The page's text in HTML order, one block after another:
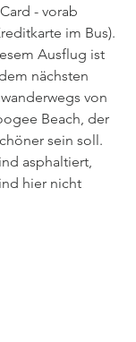
- vorab
im Bus).
Ausflug ist
nächsten
von
Beach, der
sein soll.
asphaltiert,
hier nicht